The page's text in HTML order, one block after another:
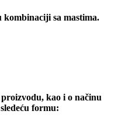
kombinaciji sa mastima.
kao i o načinu
formu: